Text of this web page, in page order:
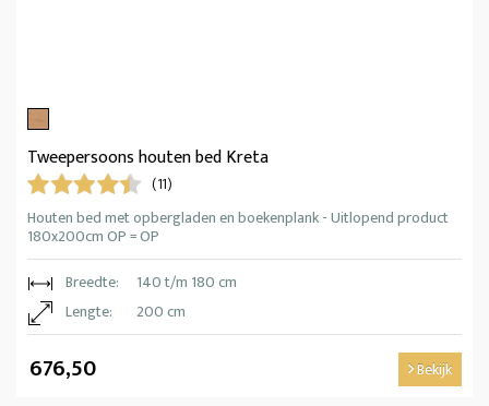
Tweepersoons houten bed Kreta
(11)
Houten bed met opbergladen en boekenplank - Uitlopend product
180x200cm OP = OP
Breedte:
140 t/m 180 cm
Lengte:
200 cm
676,50 Bekijk